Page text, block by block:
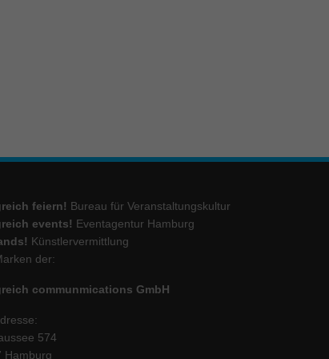
feiern! Bureau für Veranstaltungskultur
events! Eventagentur Hamburg
Künstlervermittlung
der:
communmications GmbH
574
Hamburg